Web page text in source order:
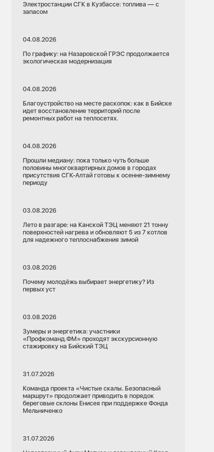
Электростанции СГК в Кузбассе: топлива — с
запасом
04.08.2026
По графику: на Назаровской ГРЭС продолжается
экологическая модернизация
04.08.2026
Благоустройство на месте раскопок: как в Бийске
идет восстановление территорий после
ремонтных работ на теплосетях.
04.08.2026
Прошли медиану: пока только чуть больше
половины многоквартирных домов в городах
присутствия СГК-Алтай готовы к осенне-зимнему
периоду
03.08.2026
Лето в разгаре: на Канской ТЭЦ меняют 21 тонну
поверхностей нагрева и обновляют 5 из 7 котлов
для надежного теплоснабжения зимой
03.08.2026
Почему молодёжь выбирает энергетику? Из
первых уст
03.08.2026
Зумеры и энергетика: участники
«Профкоманд.ФМ» проходят экскурсионную
стажировку на Бийский ТЭЦ
31.07.2026
Команда проекта «Чистые скалы. Безопасный
маршрут» продолжает приводить в порядок
береговые склоны Енисея при поддержке Фонда
Мельниченко
31.07.2026